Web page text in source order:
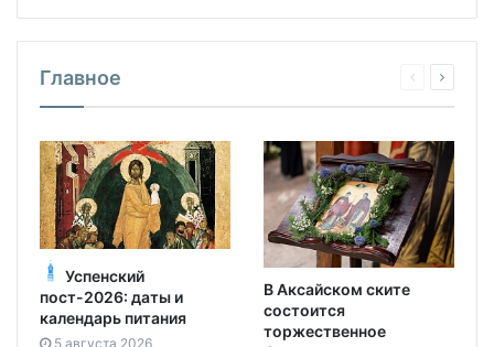
Главное
Успенский
пост-2026: даты и
календарь питания
5 августа 2026
В Аксайском ските
состоится
торжественное